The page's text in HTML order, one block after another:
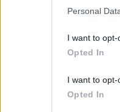
Personal
I want to opt-
Opted In
I want to opt-
Opted In